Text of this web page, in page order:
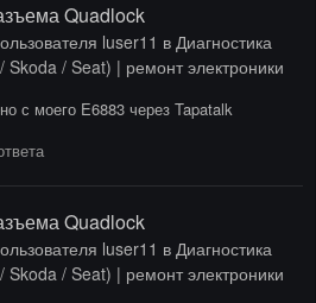
Quadlock
luser11 в Диагностика
Skoda / Seat) | ремонт электроники
с моего E6883 через Tapatalk
Quadlock
luser11 в Диагностика
Skoda / Seat) | ремонт электроники